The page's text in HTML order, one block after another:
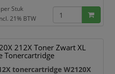
gebruik.
een professionele
hebben. Dankzij de
HP technologie print u
per Stuk
21% BTW
212X Toner Zwart XL
Tonercartridge
tonercartridge W2120X